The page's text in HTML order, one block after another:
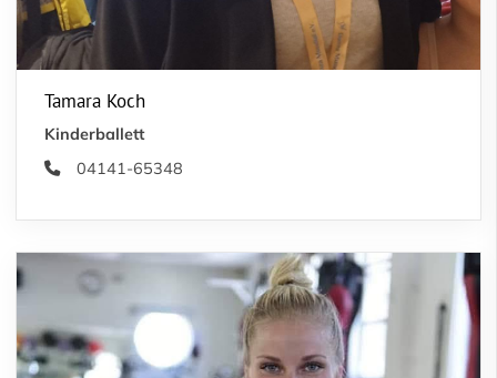
Tamara Koch
Kinderballett
04141-65348